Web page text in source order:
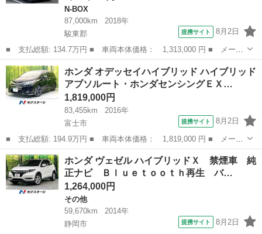
N-BOX
87,000km
2018年
駿東郡
提携サイト 8月2日
■ 支払総額: 134.7万円 ■ 車両本体価格： 1,313,000 円 ■ メーカ
ー名： ホンダ ■ 車種名： Ｎ－ＢＯＸカスタム ■ グレード
名： Ｇ・ＥＸターボホンダセンシング ■ 排気量： 660cc ■ ドア
枚...
静岡 駿東郡 N-BOX
ホンダ オデッセイハイブリッド ハイブリッド
アブソルート・ホンダセンシングＥＸ…
1,819,000円
83,455km
2016年
富士市
提携サイト 8月2日
■ 支払総額: 194.9万円 ■ 車両本体価格： 1,819,000 円 ■ メーカ
ー名： ホンダ ■ 車種名： オデッセイハイブリッド ■ グレード
名： ハイブリッドアブソルート・ホンダセンシングＥＸパック 禁
煙車 純...
静岡 富士市 ホンダ
ホンダ ヴェゼル ハイブリッドＸ 禁煙車 純
正ナビ Ｂｌｕｅｔｏｏｔｈ再生 バ…
1,264,000円
その他
59,670km
2014年
静岡市
提携サイト 8月2日